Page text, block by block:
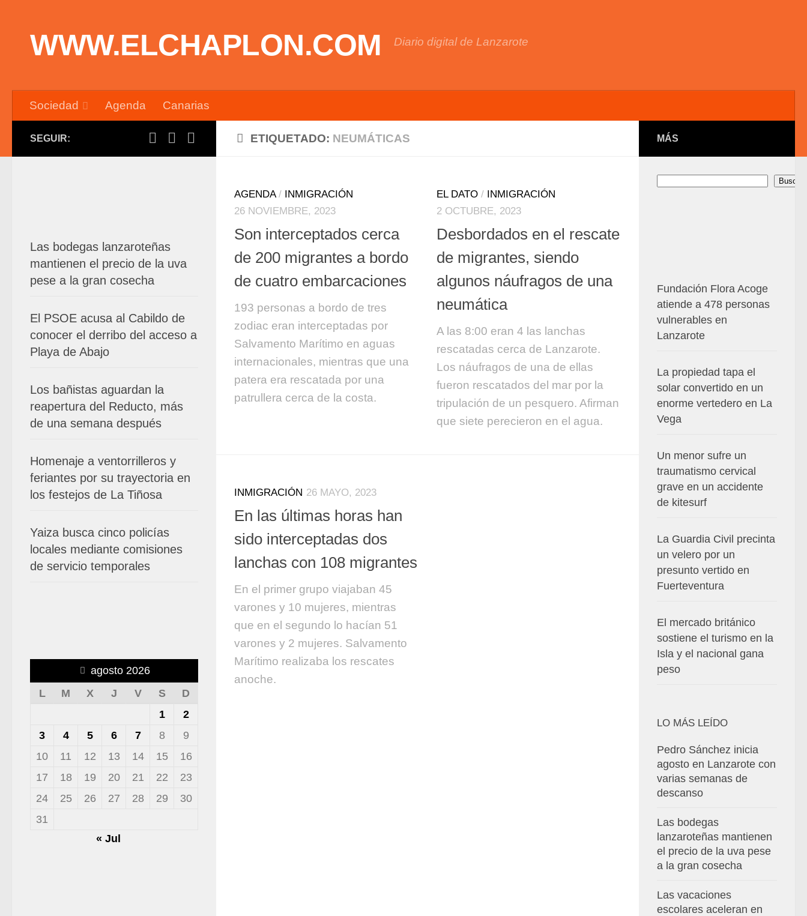
WWW.ELCHAPLON.COM Diario digital de Lanzarote
Sociedad Agenda Canarias
ETIQUETADO: NEUMÁTICAS
AGENDA/ INMIGRACIÓN
26 NOVIEMBRE, 2023
Son interceptados cerca
de 200 migrantes a bordo
de cuatro embarcaciones
193 personas a bordo de tres
zodiac eran interceptadas por
Salvamento Marítimo en aguas
internacionales, mientras que una
patera era rescatada por una
patrullera cerca de la costa.
EL DATO / INMIGRACIÓN
2 OCTUBRE, 2023
Desbordados en el rescate
de migrantes, siendo
algunos náufragos de una
neumática
A las 8:00 eran 4 las lanchas
rescatadas cerca de Lanzarote.
Los náufragos de una de ellas
fueron rescatados del mar por la
tripulación de un pesquero. Afirman
que siete perecieron en el agua.
INMIGRACIÓN 26 MAYO, 2023
En las últimas horas han
sido interceptadas dos
lanchas con 108 migrantes
En el primer grupo viajaban 45
varones y 10 mujeres, mientras
que en el segundo lo hacían 51
varones y 2 mujeres. Salvamento
Marítimo realizaba los rescates
anoche.
SEGUIR:
Las bodegas lanzaroteñas
mantienen el precio de la uva
pese a la gran cosecha
El PSOE acusa al Cabildo de
conocer el derribo del acceso a
Playa de Abajo
Los bañistas aguardan la
reapertura del Reducto, más
de una semana después
Homenaje a ventorrilleros y
feriantes por su trayectoria en
los festejos de La Tiñosa
Yaiza busca cinco policías
locales mediante comisiones
de servicio temporales
agosto 2026
L
M X J V S
D
1
2
3
4 5 6 7 8
9
10
11 12 13 14 15
16
17
18 19 20 21 22
23
24
25 26 27 28 29
30
31
« Jul
MÁS
Buscar
Fundación Flora Acoge
atiende a 478 personas
vulnerables en
Lanzarote
La propiedad tapa el
solar convertido en un
enorme vertedero en La
Vega
Un menor sufre un
traumatismo cervical
grave en un accidente
de kitesurf
La Guardia Civil precinta
un velero por un
presunto vertido en
Fuerteventura
El mercado británico
sostiene el turismo en la
Isla y el nacional gana
peso
LO MÁS LEÍDO
Pedro Sánchez inicia
agosto en Lanzarote con
varias semanas de
descanso
Las bodegas
lanzaroteñas mantienen
el precio de la uva pese
a la gran cosecha
Las vacaciones
escolares aceleran en